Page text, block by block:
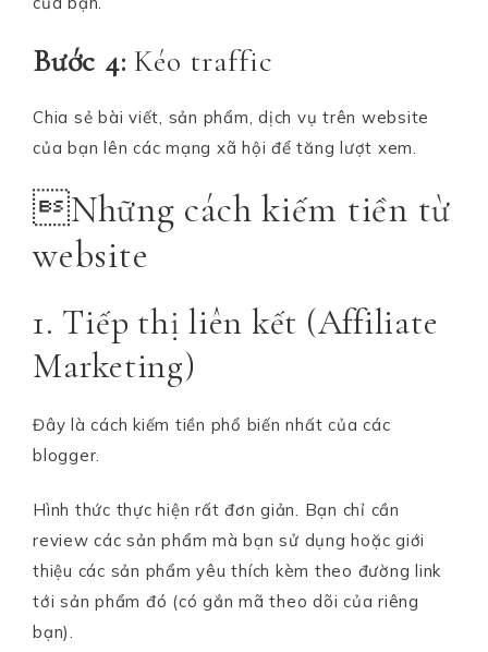
Bước 4: Kéo traffic
Chia sẻ bài viết, sản phẩm, dịch vụ trên website
của bạn lên các mạng xã hội để tăng lượt xem.
Những cách kiếm tiền từ
website
1. Tiếp thị liên kết (Affiliate
Marketing)
Đây là cách kiếm tiền phổ biến nhất của các
blogger.
Hình thức thực hiện rất đơn giản. Bạn chỉ cần
review các sản phẩm mà bạn sử dụng hoặc giới
thiệu các sản phẩm yêu thích kèm theo đường link
tới sản phẩm đó (có gắn mã theo dõi của riêng
bạn).